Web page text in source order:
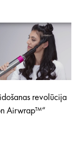
revolūcija
Airwrap™“